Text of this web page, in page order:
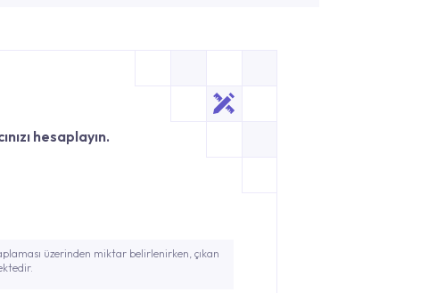
hesaplayın.
üzerinden miktar belirlenirken, çıkan